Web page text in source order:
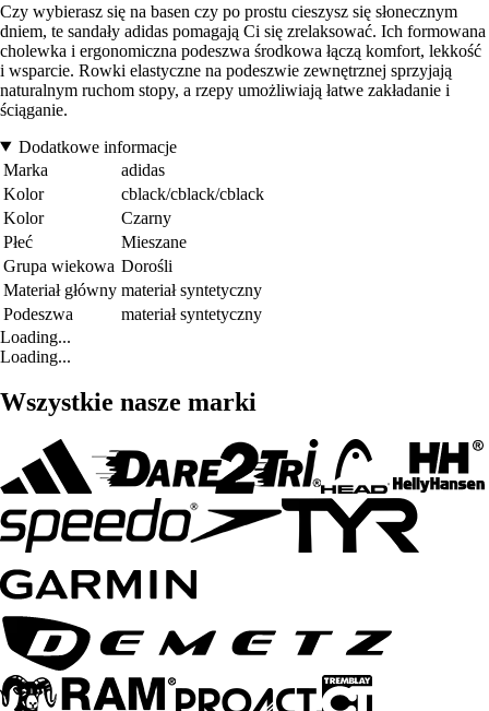
Czy wybierasz się na basen czy po prostu cieszysz się słonecznym
dniem, te sandały adidas pomagają Ci się zrelaksować. Ich formowana
cholewka i ergonomiczna podeszwa środkowa łączą komfort, lekkość
i wsparcie. Rowki elastyczne na podeszwie zewnętrznej sprzyjają
naturalnym ruchom stopy, a rzepy umożliwiają łatwe zakładanie i
ściąganie.
Dodatkowe informacje
Marka
adidas
Kolor
cblack/cblack/cblack
Kolor
Czarny
Płeć
Mieszane
Grupa wiekowa Dorośli
Materiał główny materiał syntetyczny
Podeszwa
materiał syntetyczny
Loading...
Loading...
Wszystkie nasze marki